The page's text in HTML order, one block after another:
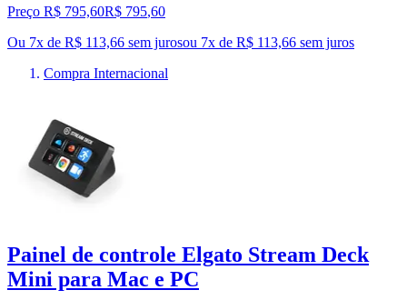
Preço R$ 795,60R$ 795,60
Ou 7x de R$ 113,66 sem jurosou 7x de R$ 113,66 sem juros
Compra Internacional
Painel de controle Elgato Stream Deck
Mini para Mac e PC